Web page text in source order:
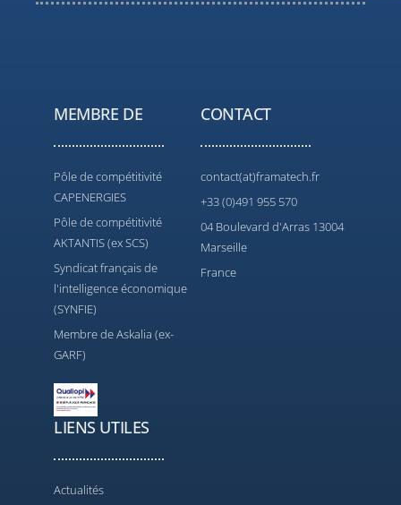
MEMBRE DE
Pôle de compétitivité
CAPENERGIES
Pôle de compétitivité
AKTANTIS (ex SCS)
Syndicat français de
l'intelligence économique
(SYNFIE)
Membre de Askalia (ex-
GARF)
CONTACT
contact(at)framatech.fr
+33 (0)491 955 570
04 Boulevard d'Arras 13004
Marseille
France
LIENS UTILES
Actualités